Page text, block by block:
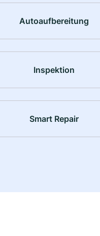
Autoaufbereitung
Inspektion
Smart Repair